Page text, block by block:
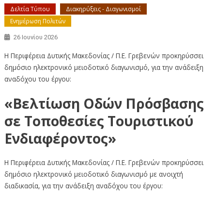
Δελτία Τύπου
Διακηρύξεις - Διαγωνισμοί
Ενημέρωση Πολιτών
26 Ιουνίου 2026
Η Περιφέρεια Δυτικής Μακεδονίας / Π.Ε. Γρεβενών προκηρύσσει
δημόσιο ηλεκτρονικό μειοδοτικό διαγωνισμό, για την ανάδειξη
αναδόχου του έργου:
«Βελτίωση Οδών Πρόσβασης
σε Τοποθεσίες Τουριστικού
Ενδιαφέροντος»
Η Περιφέρεια Δυτικής Μακεδονίας / Π.Ε. Γρεβενών προκηρύσσει
δημόσιο ηλεκτρονικό μειοδοτικό διαγωνισμό με ανοιχτή
διαδικασία, για την ανάδειξη αναδόχου του έργου: